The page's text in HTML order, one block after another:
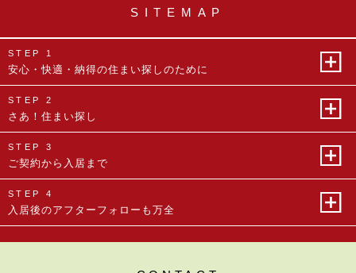
SITEMAP
STEP 1
安心・快適・納得の住まい探しのために
STEP 2
さあ！住まい探し
STEP 3
ご契約から入居まで
STEP 4
入居後のアフターフォローも万全